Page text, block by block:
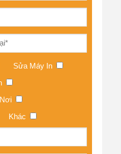
Sửa Máy In
Khác